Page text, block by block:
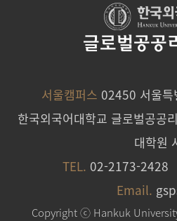
글로벌공공
서울캠퍼스 02450 서울특
한국외국어대학교 글로벌공공
대학원
TEL. 02-2173-2428
Email.
Copyright ⓒ Hankuk